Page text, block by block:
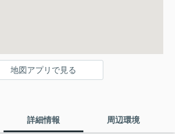
地図アプリで見る
詳細情報 周辺環境